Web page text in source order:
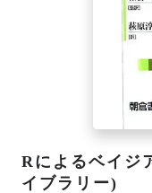
Rによるベイジ
イブラリー)